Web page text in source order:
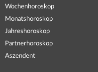
Wochenhoroskop
Monatshoroskop
Jahreshoroskop
Partnerhoroskop
Aszendent